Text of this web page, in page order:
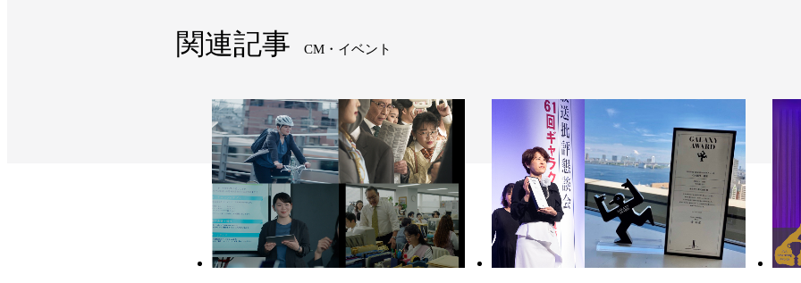
関連記事 CM・イベント​